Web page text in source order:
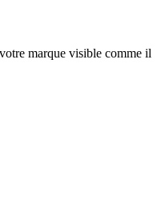
marque visible comme il